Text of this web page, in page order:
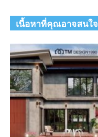
เนื้อหาที่คุณอาจสนใจ